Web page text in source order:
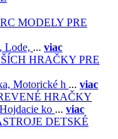
RC MODELY PRE
Lode, ... viac
HRAČKY PRE
Motorické h ... viac
HRAČKY
Hojdacie ko ... viac
DETSKÉ